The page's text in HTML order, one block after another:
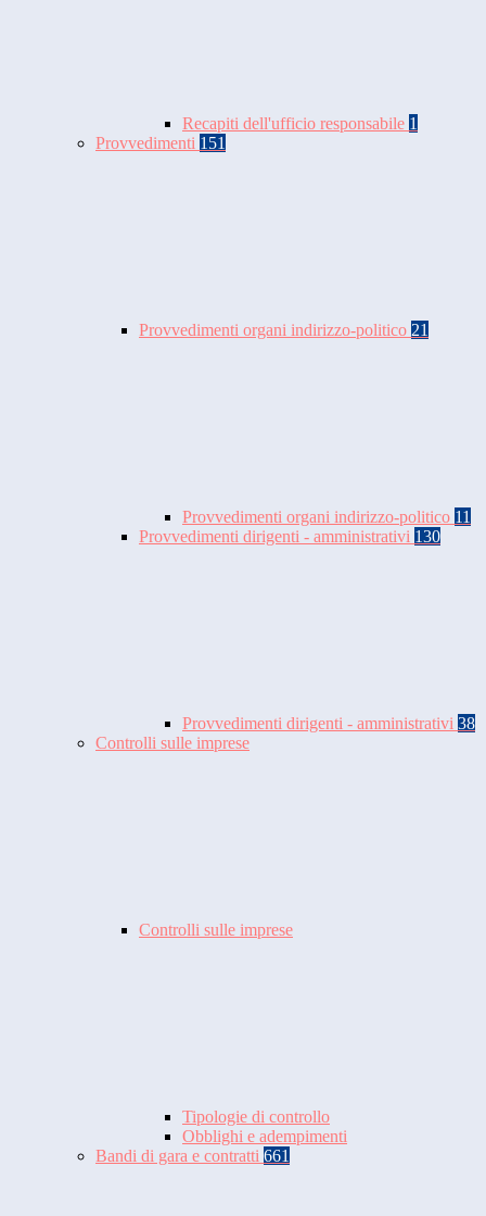
Recapiti dell'ufficio responsabile 1
Provvedimenti 151
Provvedimenti organi indirizzo-politico 21
Provvedimenti organi indirizzo-politico 11
Provvedimenti dirigenti - amministrativi 130
Provvedimenti dirigenti - amministrativi 38
Controlli sulle imprese
Controlli sulle imprese
Tipologie di controllo
Obblighi e adempimenti
Bandi di gara e contratti 661